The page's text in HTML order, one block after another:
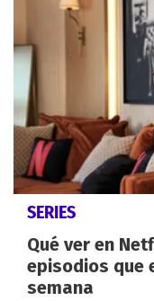
SERIES
Qué ver en
episodios que
semana